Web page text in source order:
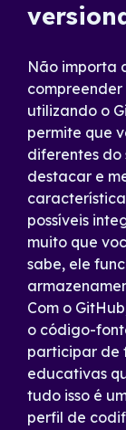
Não importa
utilizando o
permite que
diferentes do
destacar e
possíveis
muito que
sabe, ele
Com o
o código-
participar de
educativas
tudo isso é
perfil de